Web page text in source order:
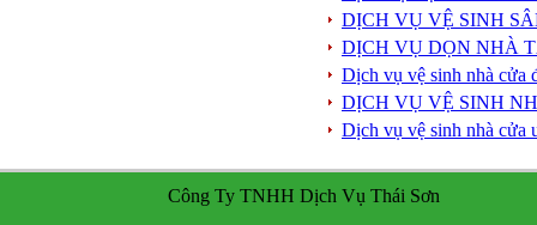
DỊCH VỤ VỆ SINH
DỊCH VỤ DỌN NHÀ
Dịch vụ vệ sinh nhà cửa
DỊCH VỤ VỆ SINH
Dịch vụ vệ sinh nhà
Công Ty TNHH Dịch Vụ Thái Sơn